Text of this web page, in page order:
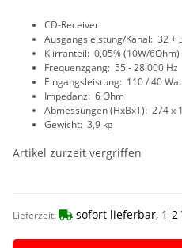
CD-Receiver
Ausgangsleistung/Kanal: 32 +
Klirranteil: 0,05% (10W/6Ohm)
Frequenzgang: 55 - 28.000 Hz
Eingangsleistung: 110 / 40
Impedanz: 6 Ohm
Abmessungen (HxBxT): 274 x
Gewicht: 3,9 kg
Artikel zurzeit vergriffen
Lieferzeit: sofort lieferbar, 1-2